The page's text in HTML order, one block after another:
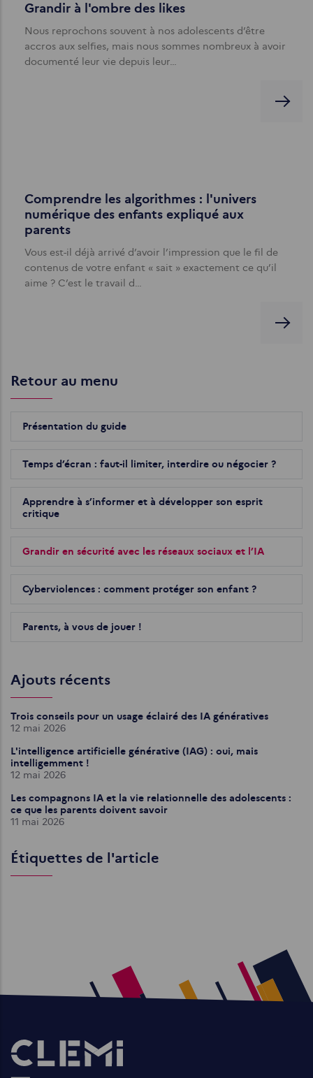
Grandir à l'ombre des likes
Nous reprochons souvent à nos adolescents d’être
accros aux selfies, mais nous sommes nombreux à avoir
documenté leur vie depuis leur…
Comprendre les algorithmes : l'univers
numérique des enfants expliqué aux
parents
Vous est-il déjà arrivé d’avoir l’impression que le fil de
contenus de votre enfant « sait » exactement ce qu’il
aime ? C’est le travail d…
Retour au menu
Présentation du guide
Temps d’écran : faut-il limiter, interdire ou négocier ?
Apprendre à s’informer et à développer son esprit
critique
Grandir en sécurité avec les réseaux sociaux et l’IA
Cyberviolences : comment protéger son enfant ?
Parents, à vous de jouer !
Ajouts récents
Trois conseils pour un usage éclairé des IA génératives
12 mai 2026
L'intelligence artificielle générative (IAG) : oui, mais
intelligemment !
12 mai 2026
Les compagnons IA et la vie relationnelle des adolescents :
ce que les parents doivent savoir
11 mai 2026
Étiquettes de l'article
Images